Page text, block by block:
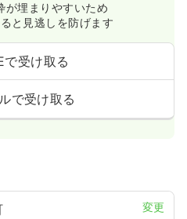
が埋まりやすいため
と見逃しを防げます
で受け取る
で受け取る
変更